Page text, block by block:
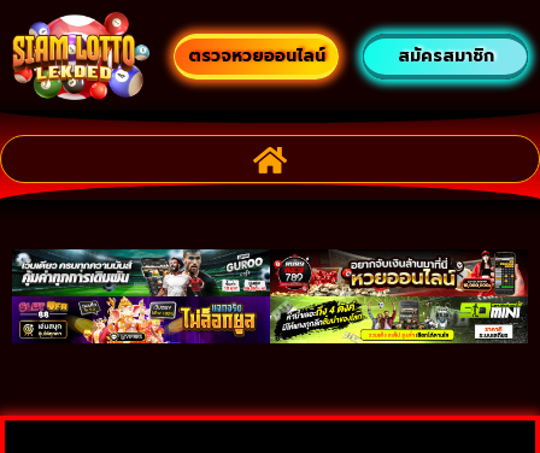
ตรวจหวยออนไลน์ สมัครสมาชิก